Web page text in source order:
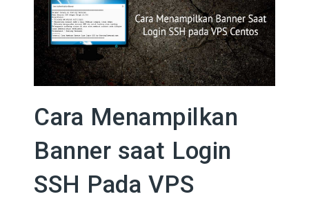
Cara Menampilkan
Banner saat Login
SSH Pada VPS